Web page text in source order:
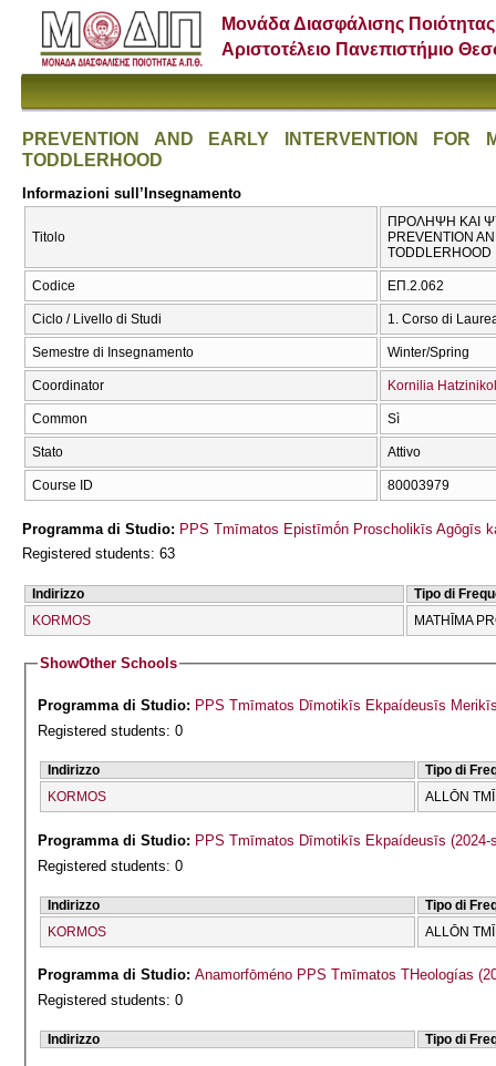
Μονάδα Διασφάλισης Ποιότητας
Αριστοτέλειο Πανεπιστήμιο
PREVENTION AND EARLY INTERVENTION FOR
TODDLERHOOD
Informazioni sull’Insegnamento
Titolo
ΠΡΟΛΗΨΗ ΚΑΙ
PREVENTION
TODDLERHOOD
Codice ΕΠ.2.062
Ciclo / Livello di Studi 1. Corso di
Semestre di Insegnamento Winter/Spring
Coordinator Kornilia
Common Sì
Stato Attivo
Course ID 80003979
Programma di Studio: PPS Tmīmatos Epistīmṓn Proscholikīs Agōgīs
Registered students: 63
Indirizzo
Tipo di
KORMOS
MATHĪMA
ShowOther Schools
Programma di Studio: PPS Tmīmatos Dīmotikīs Ekpaídeusīs
Registered students: 0
Indirizzo
Tipo di
KORMOS
ALLŌN
Programma di Studio: PPS Tmīmatos Dīmotikīs Ekpaídeusīs (2024-
Registered students: 0
Indirizzo
Tipo di
KORMOS
ALLŌN
Programma di Studio:
Registered students: 0
Indirizzo Tipo di